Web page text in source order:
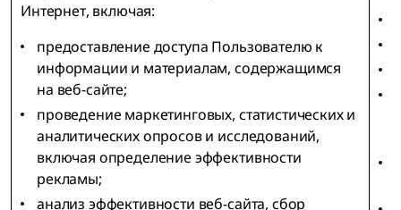
Интернет, включая:
предоставление доступа Пользователю к
информации и материалам, содержащимся
на веб-сайте;
проведение маркетинговых, статистических и
аналитических опросов и исследований,
включая определение эффективности
рекламы;
анализ эффективности веб-сайта, сбор